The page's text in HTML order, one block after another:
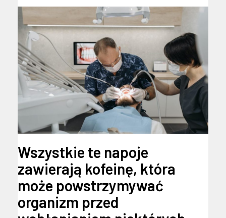
Wszystkie te napoje
zawierają kofeinę, która
może powstrzymywać
organizm przed